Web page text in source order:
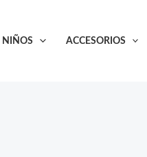
NIÑOS ACCESORIOS